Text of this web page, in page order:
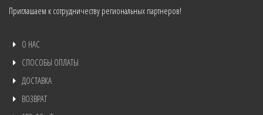
Приглашаем к сотрудничеству региональных партнеров!
О НАС
СПОСОБЫ ОПЛАТЫ
ДОСТАВКА
ВОЗВРАТ